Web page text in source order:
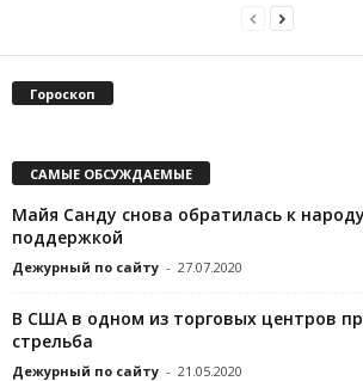
Гороскоп
САМЫЕ ОБСУЖДАЕМЫЕ
Майя Санду снова обратилась к
поддержкой
Дежурный по сайту - 27.07.2020
В США в одном из торговых центров
стрельба
Дежурный по сайту - 21.05.2020